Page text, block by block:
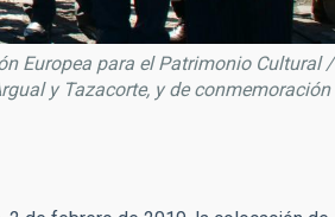
Europea para el Patrimonio Cultural /
y Tazacorte, y de conmemoración